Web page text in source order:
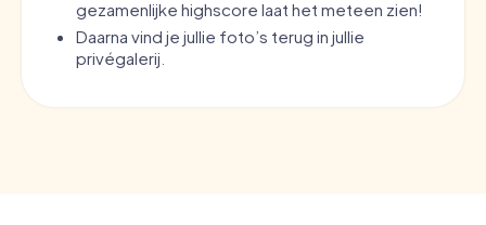
gezamenlijke highscore laat het meteen zien!
Daarna vind je jullie foto’s terug in jullie
privégalerij.